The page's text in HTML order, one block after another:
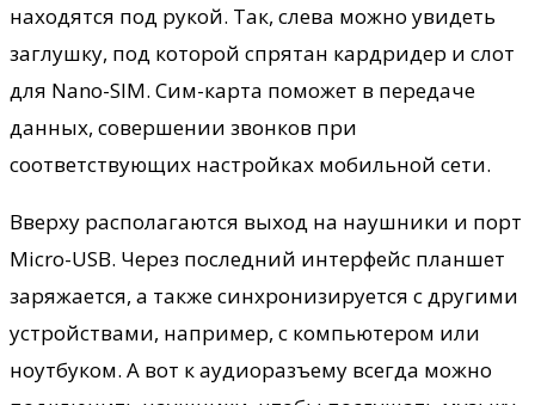
находятся под рукой. Так, слева можно увидеть
заглушку, под которой спрятан кардридер и слот
для Nano-SIM. Сим-карта поможет в передаче
данных, совершении звонков при
соответствующих настройках мобильной сети.
Вверху располагаются выход на наушники и порт
Micro-USB. Через последний интерфейс планшет
заряжается, а также синхронизируется с другими
устройствами, например, с компьютером или
ноутбуком. А вот к аудиоразъему всегда можно